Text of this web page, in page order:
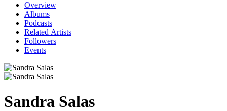
Overview
Albums
Podcasts
Related Artists
Followers
Events
Sandra Salas